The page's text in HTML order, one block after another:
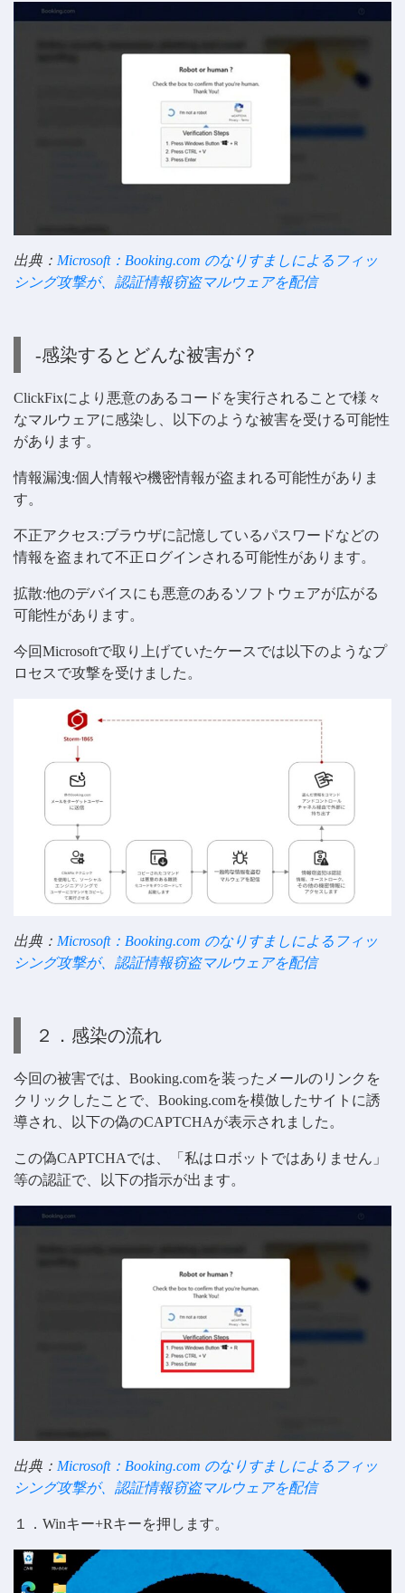
出典： Microsoft：Booking.com のなりすましによるフィッ
シング攻撃が、認証情報窃盗マルウェアを配信
-感染するとどんな被害が？
ClickFixにより悪意のあるコードを実行されることで様々
なマルウェアに感染し、以下のような被害を受ける可能性
があります。
情報漏洩:個人情報や機密情報が盗まれる可能性がありま
す。
不正アクセス:ブラウザに記憶しているパスワードなどの
情報を盗まれて不正ログインされる可能性があります。
拡散:他のデバイスにも悪意のあるソフトウェアが広がる
可能性があります。
今回Microsoftで取り上げていたケースでは以下のようなプ
ロセスで攻撃を受けました。
出典： Microsoft：Booking.com のなりすましによるフィッ
シング攻撃が、認証情報窃盗マルウェアを配信
２．感染の流れ
今回の被害では、Booking.comを装ったメールのリンクを
クリックしたことで、Booking.comを模倣したサイトに誘
導され、以下の偽のCAPTCHAが表示されました。
この偽CAPTCHAでは、「私はロボットではありません」
等の認証で、以下の指示が出ます。
出典： Microsoft：Booking.com のなりすましによるフィッ
シング攻撃が、認証情報窃盗マルウェアを配信
１．Winキー+Rキーを押します。